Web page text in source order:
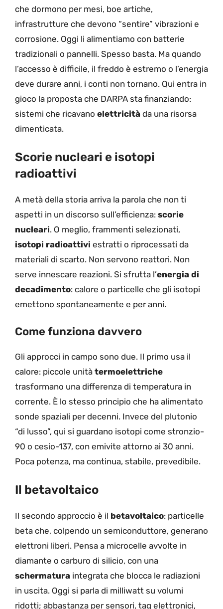
che dormono per mesi, boe artiche,
infrastrutture che devono “sentire” vibrazioni e
corrosione. Oggi li alimentiamo con batterie
tradizionali o pannelli. Spesso basta. Ma quando
l’accesso è difficile, il freddo è estremo o l’energia
deve durare anni, i conti non tornano. Qui entra in
gioco la proposta che DARPA sta finanziando:
sistemi che ricavano elettricità da una risorsa
dimenticata.
Scorie nucleari e isotopi
radioattivi
A metà della storia arriva la parola che non ti
aspetti in un discorso sull’efficienza: scorie
nucleari. O meglio, frammenti selezionati,
isotopi radioattivi estratti o riprocessati da
materiali di scarto. Non servono reattori. Non
serve innescare reazioni. Si sfrutta l’energia di
decadimento: calore o particelle che gli isotopi
emettono spontaneamente e per anni.
Come funziona davvero
Gli approcci in campo sono due. Il primo usa il
calore: piccole unità termoelettriche
trasformano una differenza di temperatura in
corrente. È lo stesso principio che ha alimentato
sonde spaziali per decenni. Invece del plutonio
“di lusso”, qui si guardano isotopi come stronzio-
90 o cesio-137, con emivite attorno ai 30 anni.
Poca potenza, ma continua, stabile, prevedibile.
Il betavoltaico
Il secondo approccio è il betavoltaico: particelle
beta che, colpendo un semiconduttore, generano
elettroni liberi. Pensa a microcelle avvolte in
diamante o carburo di silicio, con una
schermatura integrata che blocca le radiazioni
in uscita. Oggi si parla di milliwatt su volumi
ridotti; abbastanza per sensori, tag elettronici,